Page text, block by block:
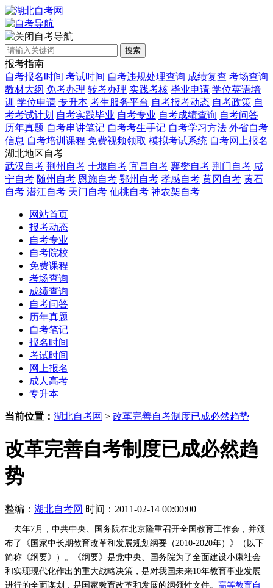
自考导航
搜索
报考指南
自考报名时间 考试时间 自考违规处理查询 成绩复查 考场查询
教材大纲 免考办理 转考办理 实践考核 毕业申请 学位英语培
训 学位申请 专升本 考生服务平台 自考报考动态 自考政策 自
考考试计划 自考实践毕业 自考专业 自考成绩查询 自考问答
历年真题 自考串讲笔记 自考考生手记 自考学习方法 外省自考
信息 自考培训课程 免费视频领取 模拟考试系统 自考网上报名
湖北地区自考
武汉自考 荆州自考 十堰自考 宜昌自考 襄樊自考 荆门自考 咸
宁自考 随州自考 恩施自考 鄂州自考 孝感自考 黄冈自考 黄石
自考 潜江自考 天门自考 仙桃自考 神农架自考
网站首页
报考动态
自考专业
自考院校
免费课程
考场查询
成绩查询
自考问答
历年真题
自考笔记
报名时间
考试时间
网上报名
成人高考
专升本
当前位置： 湖北自考网 > 改革完善自考制度已成必然趋势
改革完善自考制度已成必然趋
势
整编： 湖北自考网 时间：2011-02-14 00:00:00
去年7月，中共中央、国务院在北京隆重召开全国教育工作会，并颁
布了《国家中长期教育改革和发展规划纲要（2010-2020年）》（以下
简称《纲要》）。《纲要》是党中央、国务院为了全面建设小康社会
和实现现代化作出的重大战略决策，是对我国未来10年教育事业发展
进行的全面谋划，是国家教育改革和发展的纲领性文件。 高等教育自